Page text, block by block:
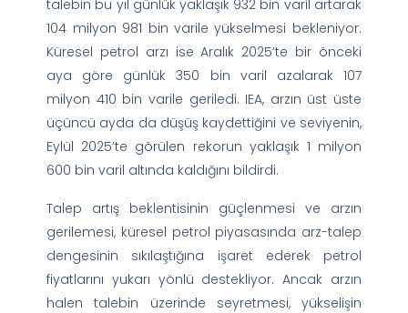
talebin bu yıl günlük yaklaşık 932 bin varil artarak
104 milyon 981 bin varile yükselmesi bekleniyor.
Küresel petrol arzı ise Aralık 2025’te bir önceki
aya göre günlük 350 bin varil azalarak 107
milyon 410 bin varile geriledi. IEA, arzın üst üste
üçüncü ayda da düşüş kaydettiğini ve seviyenin,
Eylül 2025’te görülen rekorun yaklaşık 1 milyon
600 bin varil altında kaldığını bildirdi.
Talep artış beklentisinin güçlenmesi ve arzın
gerilemesi, küresel petrol piyasasında arz-talep
dengesinin sıkılaştığına işaret ederek petrol
fiyatlarını yukarı yönlü destekliyor. Ancak arzın
halen talebin üzerinde seyretmesi, yükselişin